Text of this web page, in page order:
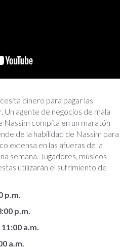
dinero para pagar las
agente de negocios de mala
compita en un maratón
de la habilidad de Nassim para
extensa en las afueras de la
semana. Jugadores, músicos
utilizarán el sufrimiento de
p.m.
p.m.
11:00 a.m.
a.m.